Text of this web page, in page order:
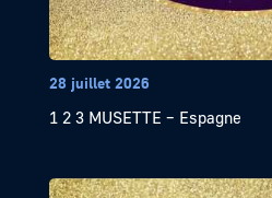
28 juillet 2026
1 2 3 MUSETTE – Espagne